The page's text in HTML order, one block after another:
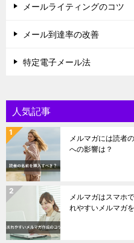
メールライティングのコツ
メール到達率の改善
特定電子メール法
人気記事
メルマガには読者
への影響は？
メルマガはスマホ
れやすいメルマガ